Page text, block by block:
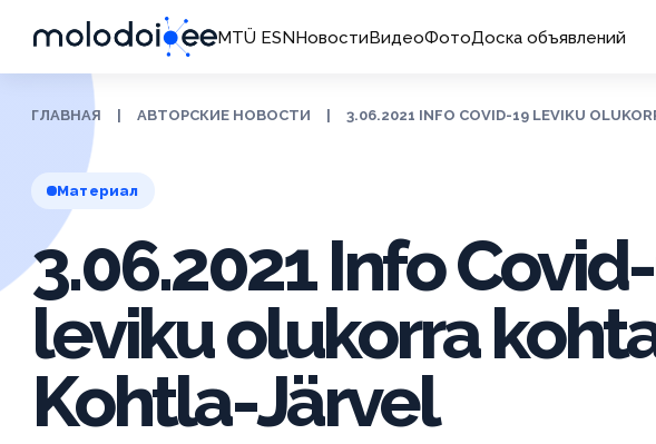
MTÜ ESNНовостиВидеоФотоДоска объявлений
ГЛАВНАЯ АВТОРСКИЕ НОВОСТИ 3.06.2021 INFO COVID-19 LEVIKU
Материал
3.06.2021 Info
leviku olukorra
Kohtla-Järvel